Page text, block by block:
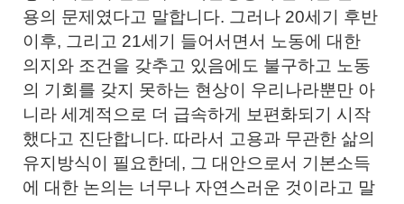
용의 문제였다고 말합니다. 그러나 20세기 후반
이후, 그리고 21세기 들어서면서 노동에 대한
의지와 조건을 갖추고 있음에도 불구하고 노동
의 기회를 갖지 못하는 현상이 우리나라뿐만 아
니라 세계적으로 더 급속하게 보편화되기 시작
했다고 진단합니다. 따라서 고용과 무관한 삶의
유지방식이 필요한데, 그 대안으로서 기본소득
에 대한 논의는 너무나 자연스러운 것이라고 말